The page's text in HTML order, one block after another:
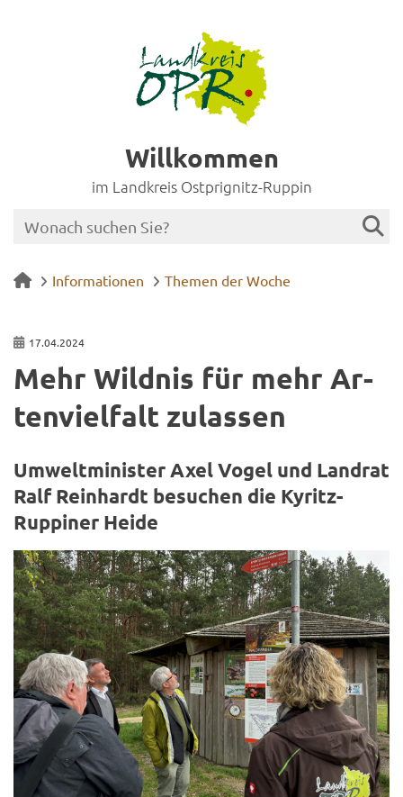
Willkommen
im Landkreis Ostprignitz-Ruppin
Informationen Themen der Woche
17.04.2024
Mehr Wild­nis für mehr Ar­
ten­viel­falt zu­las­sen
Um­welt­mi­nis­ter Axel Vogel und Land­rat
Ralf Rein­hardt be­su­chen die Kyritz-​
Ruppiner Heide